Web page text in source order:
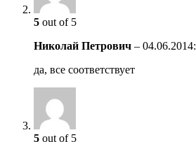
5 out of 5
Николай Петрович – 04.06.2014:
да, все соответствует
5 out of 5